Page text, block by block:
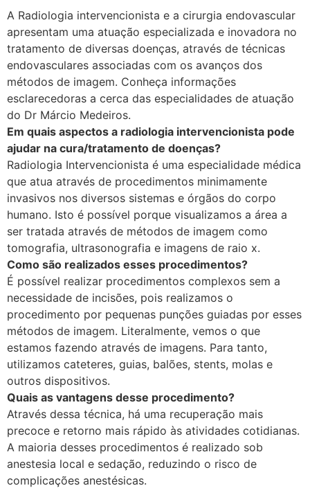
A Radiologia intervencionista e a cirurgia endovascular
apresentam uma atuação especializada e inovadora no
tratamento de diversas doenças, através de técnicas
endovasculares associadas com os avanços dos
métodos de imagem. Conheça informações
esclarecedoras a cerca das especialidades de atuação
do Dr Márcio Medeiros.
Em quais aspectos a radiologia intervencionista pode
ajudar na cura/tratamento de doenças?
Radiologia Intervencionista é uma especialidade médica
que atua através de procedimentos minimamente
invasivos nos diversos sistemas e órgãos do corpo
humano. Isto é possível porque visualizamos a área a
ser tratada através de métodos de imagem como
tomografia, ultrasonografia e imagens de raio x.
Como são realizados esses procedimentos?
É possível realizar procedimentos complexos sem a
necessidade de incisões, pois realizamos o
procedimento por pequenas punções guiadas por esses
métodos de imagem. Literalmente, vemos o que
estamos fazendo através de imagens. Para tanto,
utilizamos cateteres, guias, balões, stents, molas e
outros dispositivos.
Quais as vantagens desse procedimento?
Através dessa técnica, há uma recuperação mais
precoce e retorno mais rápido às atividades cotidianas.
A maioria desses procedimentos é realizado sob
anestesia local e sedação, reduzindo o risco de
complicações anestésicas.